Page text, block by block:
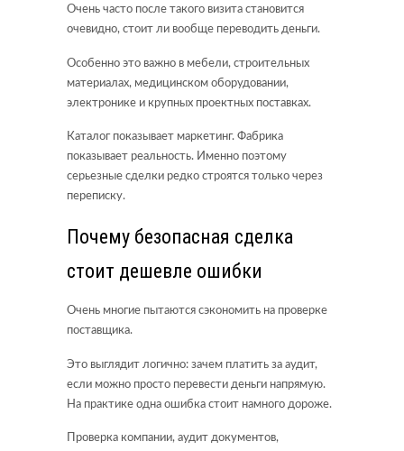
Очень часто после такого визита становится
очевидно, стоит ли вообще переводить деньги.
Особенно это важно в мебели, строительных
материалах, медицинском оборудовании,
электронике и крупных проектных поставках.
Каталог показывает маркетинг. Фабрика
показывает реальность. Именно поэтому
серьезные сделки редко строятся только через
переписку.
Почему безопасная сделка
стоит дешевле ошибки
Очень многие пытаются сэкономить на проверке
поставщика.
Это выглядит логично: зачем платить за аудит,
если можно просто перевести деньги напрямую.
На практике одна ошибка стоит намного дороже.
Проверка компании, аудит документов,